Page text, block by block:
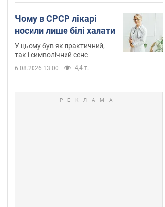
Чому в СРСР лікарі
носили лише білі халати
У цьому був як практичний,
так і символічний сенс
6.08.2026 13:00 4,4 т.